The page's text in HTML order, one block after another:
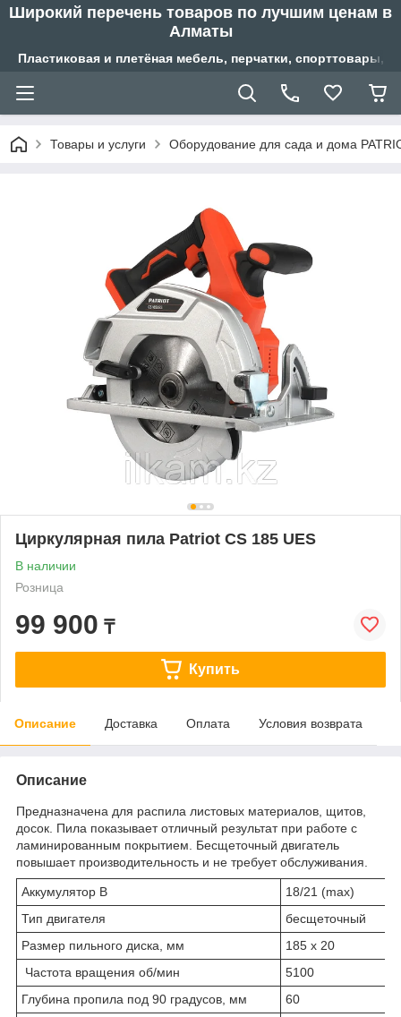
Широкий перечень товаров по лучшим ценам в
Алматы
Пластиковая и плетёная мебель, перчатки,
Товары и услуги Оборудование для сада и дома
Циркулярная пила Patriot CS 185 UES
В наличии
Розница
99 900 ₸
Купить
Описание Доставка Оплата Условия возврата
Описание
Предназначена для распила листовых материалов, щитов,
досок. Пила показывает отличный результат при работе с
ламинированным покрытием. Бесщеточный двигатель
повышает производительность и не требует обслуживания.
Аккумулятор В
18/21 (max)
Тип двигателя
бесщеточный
Размер пильного диска, мм
185 х 20
Частота вращения об/мин
5100
Глубина пропила под 90 градусов, мм
60